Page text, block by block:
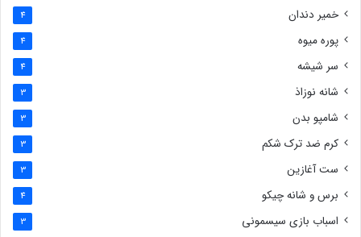
خمیر دندان 4
پوره میوه 4
سر شیشه 4
شانه نوزاذ 3
شامپو بدن 3
کرم ضد ترک شکم 3
ست آغازین 3
برس و شانه چیکو 4
اسباب بازی سیسمونی 3